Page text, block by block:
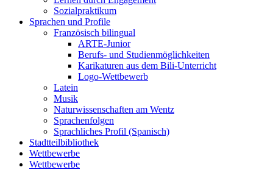
Sozialpraktikum
Sprachen und Profile
Französisch bilingual
ARTE-Junior
Berufs- und Studienmöglichkeiten
Karikaturen aus dem Bili-Unterricht
Logo-Wettbewerb
Latein
Musik
Naturwissenschaften am Wentz
Sprachenfolgen
Sprachliches Profil (Spanisch)
Stadtteilbibliothek
Wettbewerbe
Wettbewerbe